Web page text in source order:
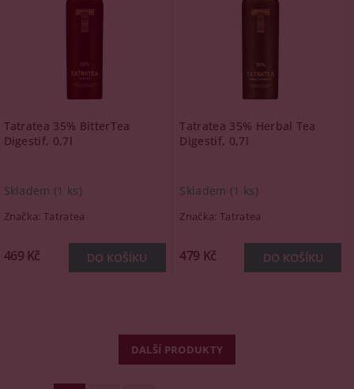
Tatratea 35% BitterTea
Digestif, 0,7l
Skladem (1 ks)
Značka:Tatratea
469 Kč
Tatratea 35% Herbal Tea
Digestif, 0,7l
Skladem (1 ks)
Značka: Tatratea
479 Kč
DALŠÍ PRODUKTY